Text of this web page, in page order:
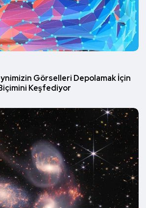
Görselleri Depolamak İçin
Keşfediyor